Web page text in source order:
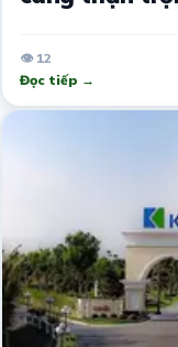
👁 12
Đọc tiếp →